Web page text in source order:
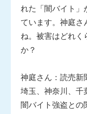
れた「闇バイト」
ています。神庭さ
ね。被害はどれく
か？
神庭さん：読売新
埼玉、神奈川、千
闇バイト強盗との